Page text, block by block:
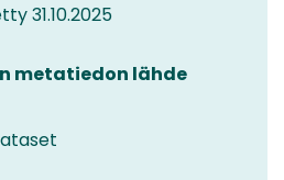
31.10.2025
metatiedon lähde